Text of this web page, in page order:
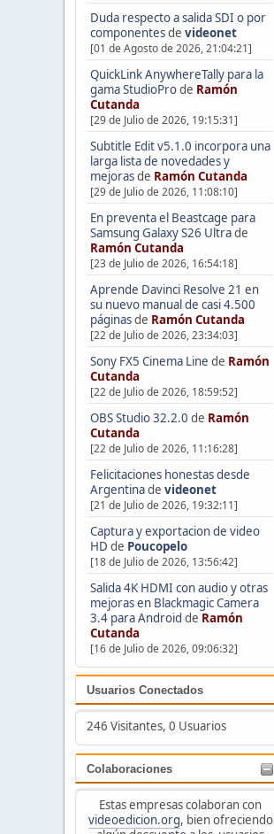
Duda respecto a salida SDI o por
componentesde videonet
[01 de Agosto de 2026, 21:04:21]
QuickLink AnywhereTally para la
gama StudioProde Ramón
Cutanda
[29 de Julio de 2026, 19:15:31]
Subtitle Edit v5.1.0 incorpora una
larga lista de novedades y
mejorasde Ramón Cutanda
[29 de Julio de 2026, 11:08:10]
En preventa el Beastcage para
Samsung Galaxy S26 Ultrade
Ramón Cutanda
[23 de Julio de 2026, 16:54:18]
Aprende Davinci Resolve 21 en
su nuevo manual de casi 4.500
páginasde Ramón Cutanda
[22 de Julio de 2026, 23:34:03]
Sony FX5 Cinema Line de Ramón
Cutanda
[22 de Julio de 2026, 18:59:52]
OBS Studio 32.2.0 de Ramón
Cutanda
[22 de Julio de 2026, 11:16:28]
Felicitaciones honestas desde
Argentinade videonet
[21 de Julio de 2026, 19:32:11]
Captura y exportacion de video
HD de Poucopelo
[18 de Julio de 2026, 13:56:42]
Salida 4K HDMI con audio y otras
mejoras en Blackmagic Camera
3.4 para Android de Ramón
Cutanda
[16 de Julio de 2026, 09:06:32]
Usuarios Conectados
246 Visitantes, 0 Usuarios
Colaboraciones
Estas empresas colaboran con
videoedicion.org, bien ofreciendo